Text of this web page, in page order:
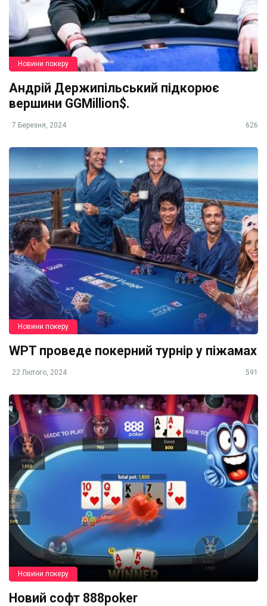
Новини покеру
Андрій Держипільський підкорює
вершини GGMillion$.
7 Березня, 2024 626
Новини покеру
WPT проведе покерний турнір у піжамах
22 Лютого, 2024 591
Новини покеру
Новий софт 888poker